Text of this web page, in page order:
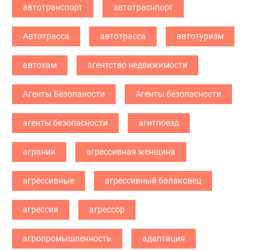
автотранспорт автотраснпорт
Автотрасса автотрасса автотуризм
автохам агентство недвижимости
Агенты Безопаности Агенты безопасности
агенты безопасности агитпоезд
агрании агрессивная женщина
агрессивные агрессивный балаковец
агрессия агрессор
агропромышленность адаптация